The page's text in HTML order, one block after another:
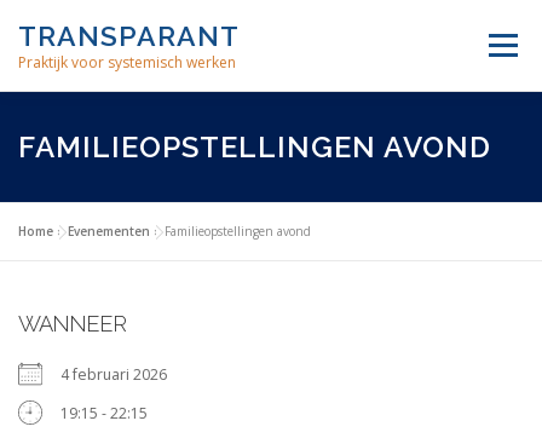
content
TRANSPARANT
Praktijk voor systemisch werken
Menu
INDIVIDUELE THERAPIE FAMILIE OPSTELLINGEN
BEDRIJFSCOACHING MEDITATIE
FAMILIEOPSTELLINGEN AVOND
Home »Evenementen »Familieopstellingen avond
WANNEER
4 februari 2026
19:15 - 22:15